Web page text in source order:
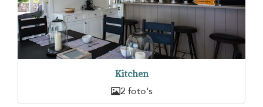
Kitchen
2 foto's